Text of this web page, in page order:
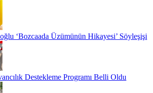
‘Bozcaada Üzümünün Hikayesi’ Söyleşişi
Destekleme Programı Belli Oldu